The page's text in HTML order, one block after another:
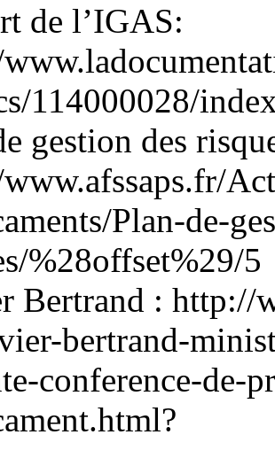
de l’IGAS:
114000028/
gestion des
Plan-de-
%28offset%29/5
Bertrand : http://
bertrand-
conference-de-